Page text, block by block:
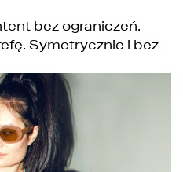
bez ograniczeń.
Symetrycznie i bez